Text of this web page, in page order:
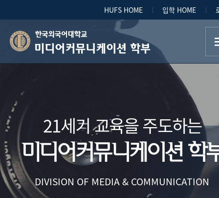
HUFS HOME 입학 HOME
미디어커뮤니케이션 학부
21세기 교육을 주도하는
미디어커뮤니케이션 학
DIVISION OF MEDIA & COMMUNICATION